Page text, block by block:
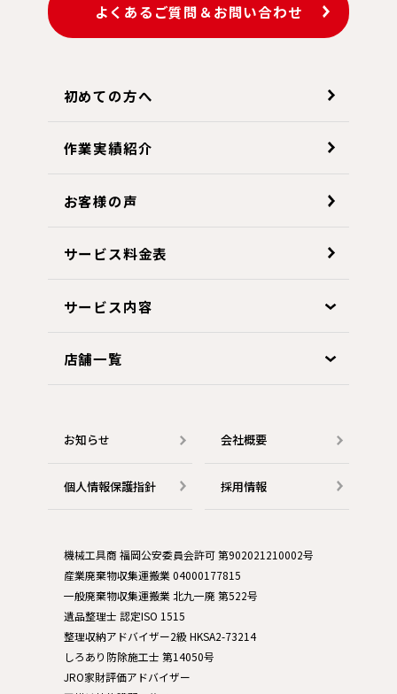
よくあるご質問＆お問い合わせ
初めての方へ
作業実績紹介
お客様の声
サービス料金表
サービス内容
店舗一覧
お知らせ 会社概要
個人情報保護指針 採用情報
機械工具商 福岡公安委員会許可 第902021210002号
産業廃棄物収集運搬業 04000177815
一般廃棄物収集運搬業 北九一廃 第522号
遺品整理士 認定ISO 1515
整理収納アドバイザー2級 HKSA2-73214
しろあり防除施工士 第14050号
JRO家財評価アドバイザー